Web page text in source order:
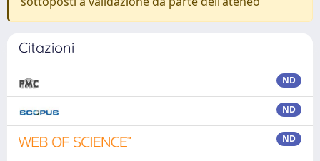
Citazioni
ND
ND
ND